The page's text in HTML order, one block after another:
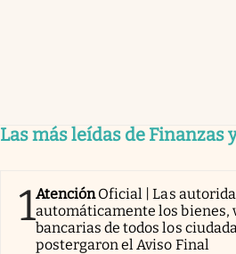
Las más leídas de Finanzas
1AtenciónOficial | Las
automáticamente los bienes,
bancarias de todos los
postergaron el Aviso Final